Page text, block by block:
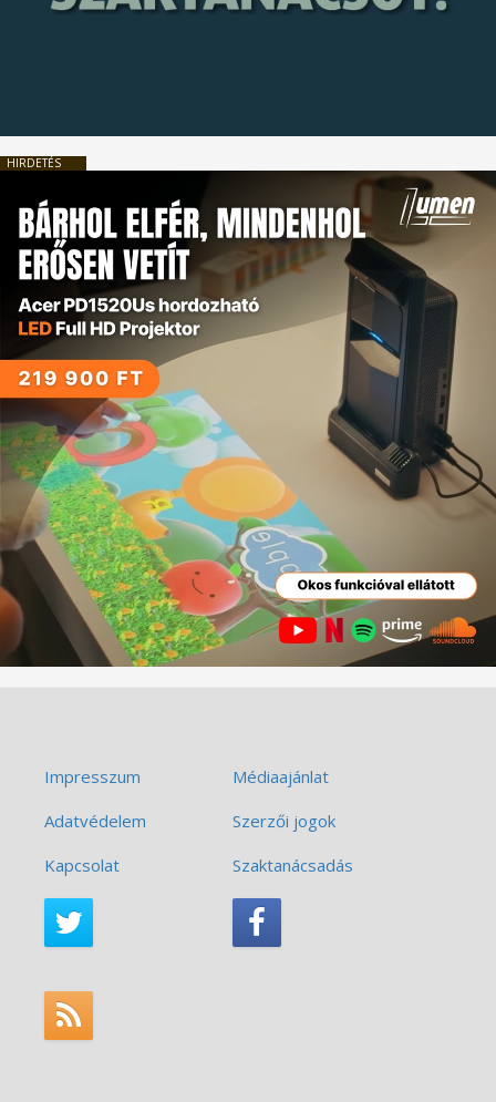
HIRDETÉS
Impresszum
Médiaajánlat
Adatvédelem
Szerzői jogok
Kapcsolat
Szaktanácsadás